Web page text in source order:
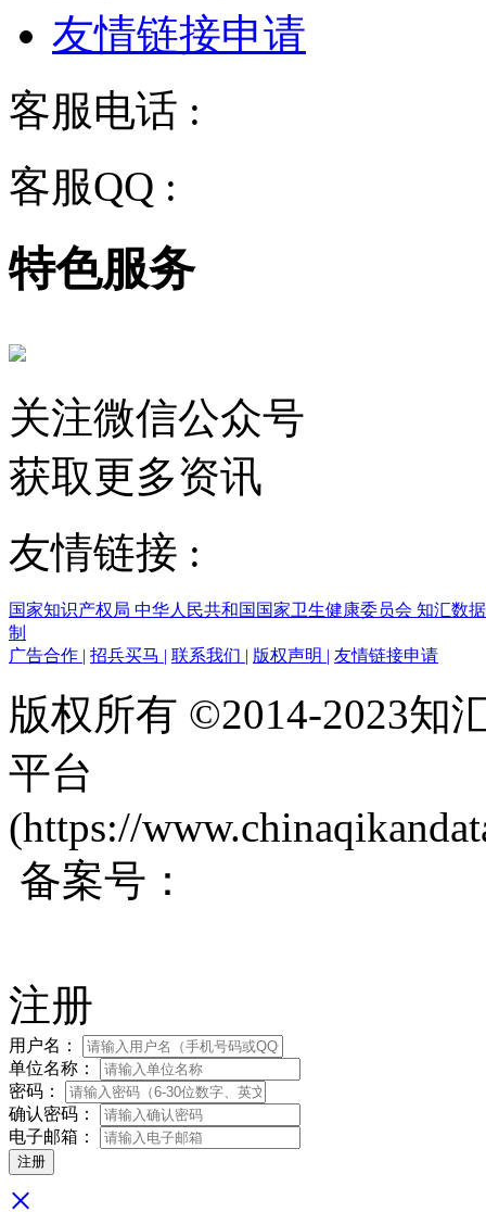
友情链接申请
客服电话 :
客服QQ :
特色服务
关注微信公众号
获取更多资讯
友情链接 :
国家知识产权局 中华人民共和国国家卫生健康委员会 知汇数
制
广告合作 | 招兵买马 | 联系我们 | 版权声明 | 友情链接申请
版权所有 ©2014-2023知
平台
(https://
备案号：
注册
用户名：
单位名称：
密码：
确认密码：
电子邮箱：
×